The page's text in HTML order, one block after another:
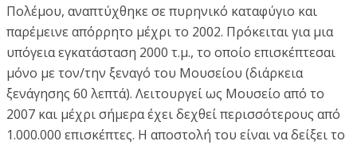
Πολέμου, αναπτύχθηκε σε πυρηνικό καταφύγιο και
παρέμεινε απόρρητο μέχρι το 2002. Πρόκειται για μια
υπόγεια εγκατάσταση 2000 τ.μ., το οποίο επισκέπτεσαι
μόνο με τον/την ξεναγό του Μουσείου (διάρκεια
ξενάγησης 60 λεπτά). Λειτουργεί ως Μουσείο από το
2007 και μέχρι σήμερα έχει δεχθεί περισσότερους από
1.000.000 επισκέπτες. Η αποστολή του είναι να δείξει το